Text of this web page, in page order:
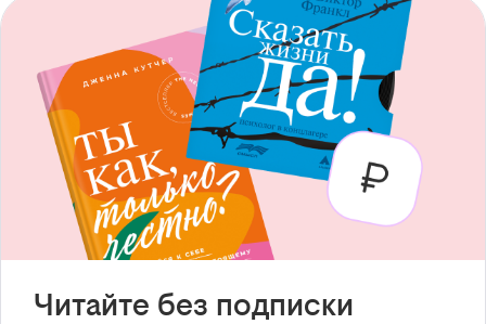
Читайте без подписки